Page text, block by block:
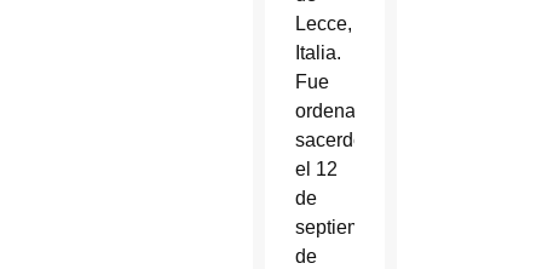
Lecce,
Italia.
Fue
ordenado
sacerdote
el 12
de
septiembre
de